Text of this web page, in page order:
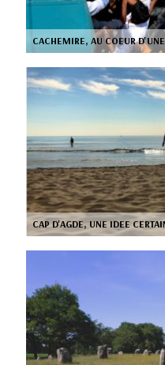
CACHEMIRE, AU COEUR
CAP D'AGDE, UNE IDEE